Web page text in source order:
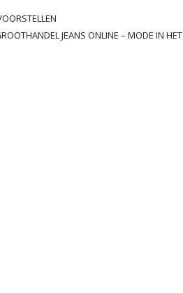
JEANS ONLINE – MODE IN